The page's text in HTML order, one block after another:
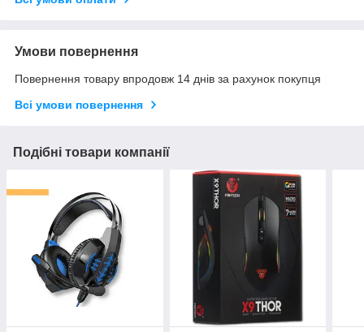
Умови повернення
Повернення товару впродовж 14 днів за рахунок покупця
Всі умови повернення
Подібні товари компанії